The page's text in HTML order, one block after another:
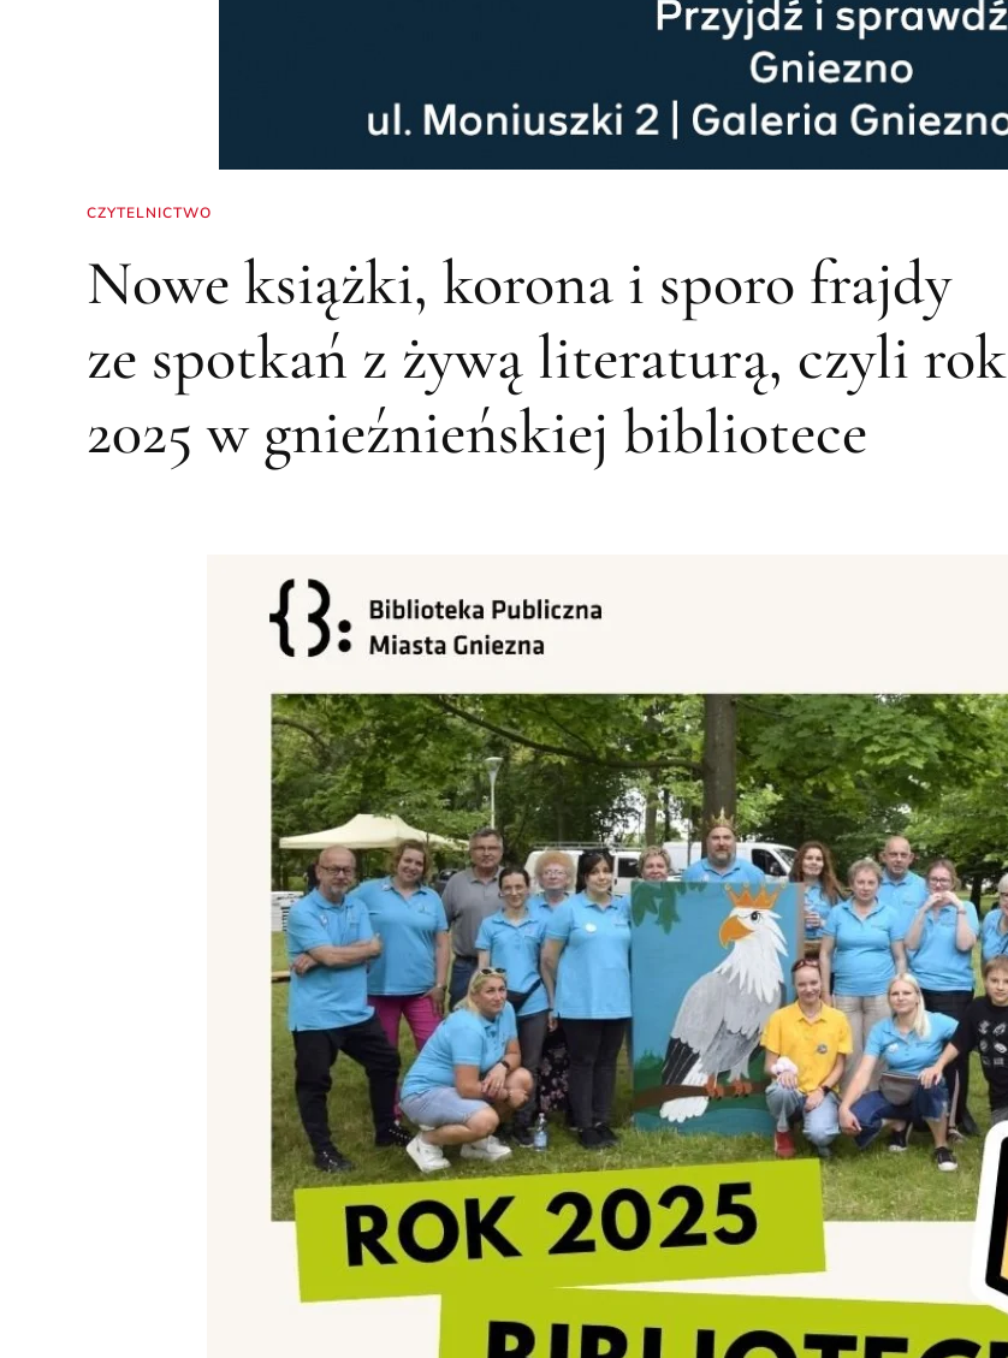
CZYTELNICTWO
Nowe książki, korona i sporo frajdy
ze spotkań z żywą literaturą, czyli rok
2025 w gnieźnieńskiej bibliotece